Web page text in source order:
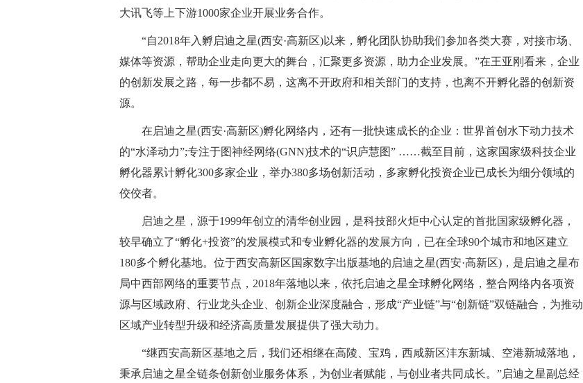
大讯飞等上下游1000家企业开展业务合作。
“自2018年入孵启迪之星(西安·高新区)以来，孵化团队协助我们参加各类大赛，对接市场、
媒体等资源，帮助企业走向更大的舞台，汇聚更多资源，助力企业发展。”在王亚刚看来，企业
的创新发展之路，每一步都不易，这离不开政府和相关部门的支持，也离不开孵化器的创新资
源。
在启迪之星(西安·高新区)孵化网络内，还有一批快速成长的企业：世界首创水下动力技术
的“水泽动力”;专注于图神经网络(GNN)技术的“识庐慧图” ……截至目前，这家国家级科技企业
孵化器累计孵化300多家企业，举办380多场创新活动，多家孵化投资企业已成长为细分领域的
佼佼者。
启迪之星，源于1999年创立的清华创业园，是科技部火炬中心认定的首批国家级孵化器，
较早确立了“孵化+投资”的发展模式和专业孵化器的发展方向，已在全球90个城市和地区建立
180多个孵化基地。位于西安高新区国家数字出版基地的启迪之星(西安·高新区)，是启迪之星布
局中西部网络的重要节点，2018年落地以来，依托启迪之星全球孵化网络，整合网络内各项资
源与区域政府、行业龙头企业、创新企业深度融合，形成“产业链”与“创新链”双链融合，为推动
区域产业转型升级和经济高质量发展提供了强大动力。
“继西安高新区基地之后，我们还相继在高陵、宝鸡，西咸新区沣东新城、空港新城落地，
秉承启迪之星全链条创新创业服务体系，为创业者赋能，与创业者共同成长。”启迪之星副总经